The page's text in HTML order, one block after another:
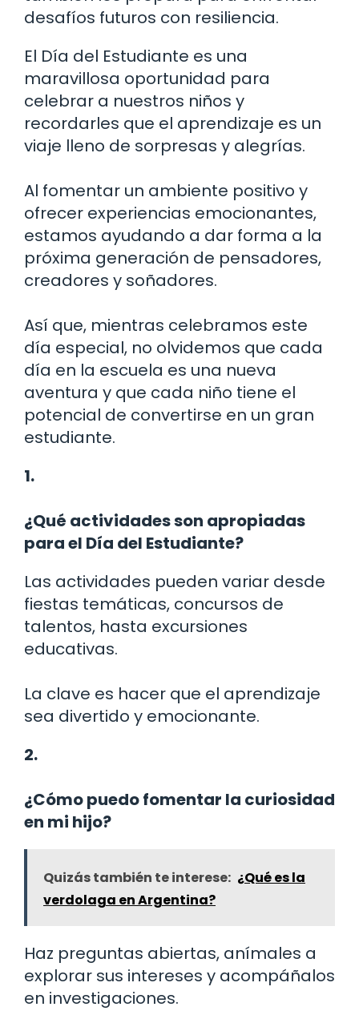
desafíos futuros con resiliencia.
El Día del Estudiante es una
maravillosa oportunidad para
celebrar a nuestros niños y
recordarles que el aprendizaje es un
viaje lleno de sorpresas y alegrías.
Al fomentar un ambiente positivo y
ofrecer experiencias emocionantes,
estamos ayudando a dar forma a la
próxima generación de pensadores,
creadores y soñadores.
Así que, mientras celebramos este
día especial, no olvidemos que cada
día en la escuela es una nueva
aventura y que cada niño tiene el
potencial de convertirse en un gran
estudiante.
1.
¿Qué actividades son apropiadas
para el Día del Estudiante?
Las actividades pueden variar desde
fiestas temáticas, concursos de
talentos, hasta excursiones
educativas.
La clave es hacer que el aprendizaje
sea divertido y emocionante.
2.
¿Cómo puedo fomentar la curiosidad
en mi hijo?
Quizás también te interese: ¿Qué es la
verdolaga en Argentina?
Haz preguntas abiertas, anímales a
explorar sus intereses y acompáñalos
en investigaciones.